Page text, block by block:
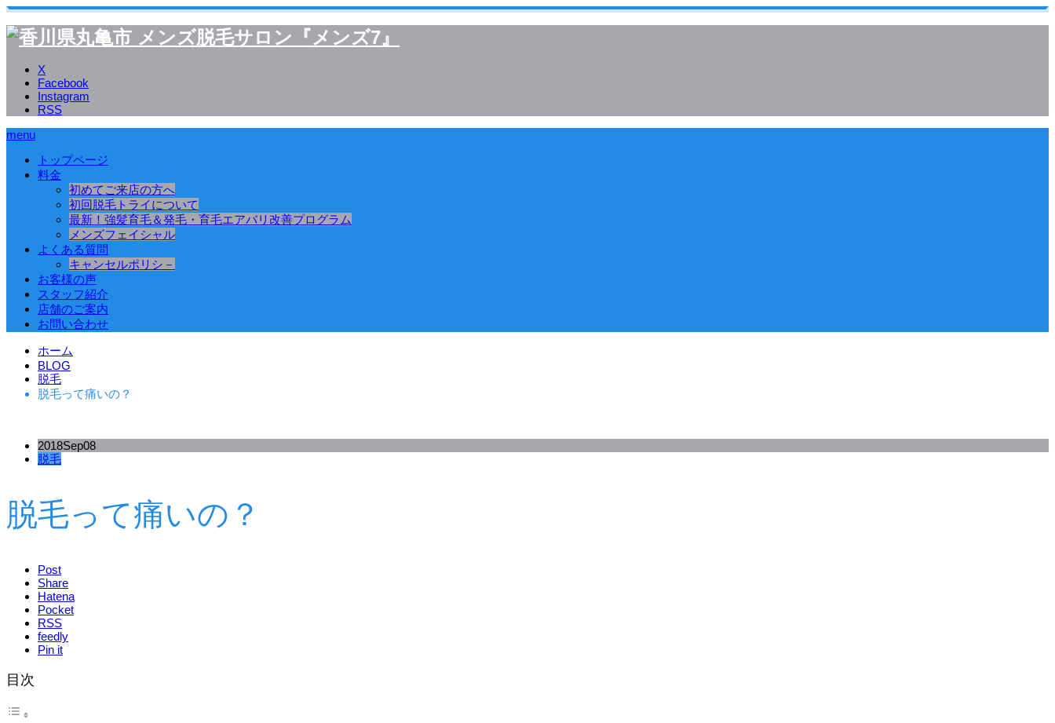
X
Facebook
Instagram
RSS
menu
トップページ
料金
初めてご来店の方へ
初回脱毛トライについて
最新！強髪育毛＆発毛・育毛エアバリ改善プログラム
メンズフェイシャル
よくある質問
キャンセルポリシ－
お客様の声
スタッフ紹介
店舗のご案内
お問い合わせ
ホーム
BLOG
脱毛
脱毛って痛いの？
2018Sep08
脱毛
脱毛って痛いの？
Post
Share
Hatena
Pocket
RSS
feedly
Pin it
目次